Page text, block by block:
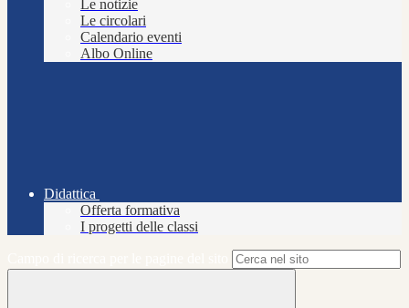
Le notizie
Le circolari
Calendario eventi
Albo Online
Didattica
Offerta formativa
I progetti delle classi